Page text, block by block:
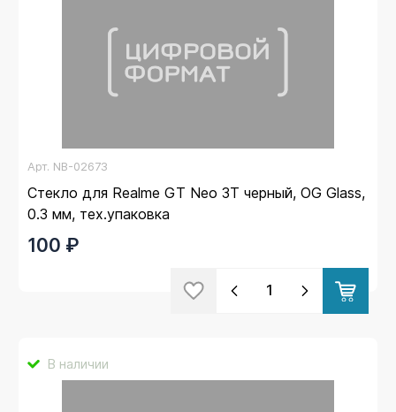
Арт. NB-02673
Стекло для Realme GT Neo 3T черный, OG Glass,
0.3 мм, тех.упаковка
100 ₽
В наличии